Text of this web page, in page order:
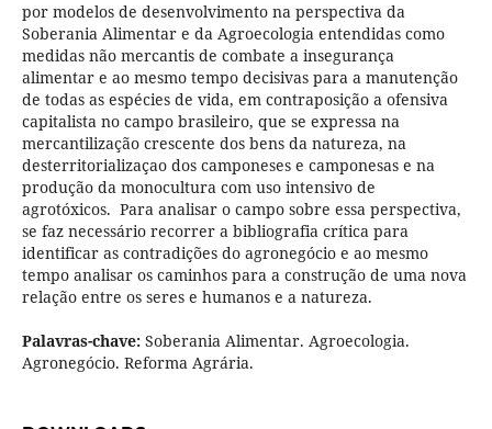
por modelos de desenvolvimento na perspectiva da
Soberania Alimentar e da Agroecologia entendidas como
medidas não mercantis de combate a insegurança
alimentar e ao mesmo tempo decisivas para a manutenção
de todas as espécies de vida, em contraposição a ofensiva
capitalista no campo brasileiro, que se expressa na
mercantilização crescente dos bens da natureza, na
desterritorializaçao dos camponeses e camponesas e na
produção da monocultura com uso intensivo de
agrotóxicos. Para analisar o campo sobre essa perspectiva,
se faz necessário recorrer a bibliografia crítica para
identificar as contradições do agronegócio e ao mesmo
tempo analisar os caminhos para a construção de uma nova
relação entre os seres e humanos e a natureza.
Palavras-chave:Soberania Alimentar. Agroecologia.
Agronegócio. Reforma Agrária.